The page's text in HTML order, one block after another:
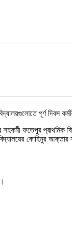
পূর্ণ দিবস
ফতেপুর প্রাথমিক
বিদ্যালয়ের